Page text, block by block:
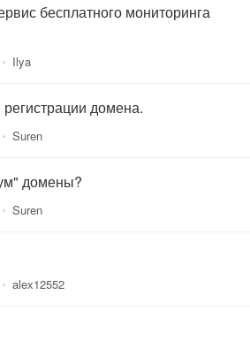
бесплатного мониторинга
• Ilya
домена.
• Suren
домены?
• Suren
• alex12552